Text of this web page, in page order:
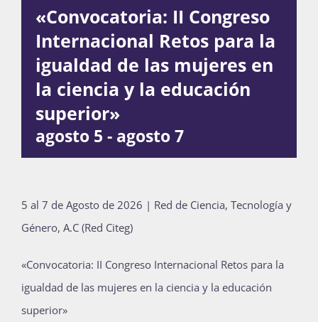
Publicaciones
Bienvenida generación 2027-1
«Convocatoria: II Congreso
Internacional Retos para la
igualdad de las mujeres en
la ciencia y la educación
superior»
agosto 5 - agosto 7
5 al 7 de Agosto de 2026 | Red de Ciencia, Tecnología y
Género, A.C (Red Citeg)
«Convocatoria: II Congreso Internacional Retos para la
igualdad de las mujeres en la ciencia y la educación
superior»